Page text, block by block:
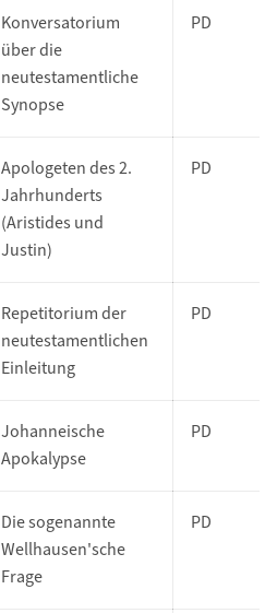
Konversatorium
über die
neutestamentliche
Synopse
PD
Apologeten des 2.
Jahrhunderts
(Aristides und
Justin)
PD
Repetitorium der
neutestamentlichen
Einleitung
PD
Johanneische
Apokalypse
PD
Die sogenannte
Wellhausen'sche
Frage
PD